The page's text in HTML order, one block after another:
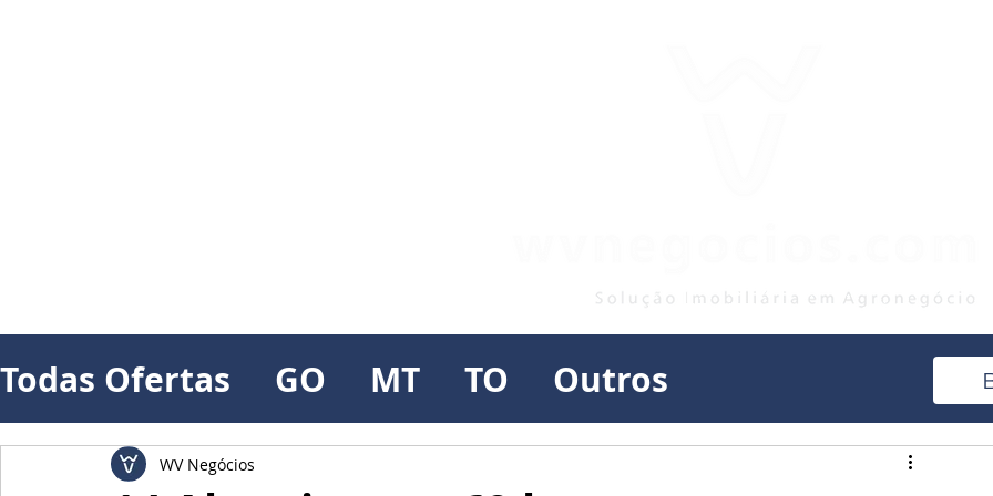
Todas Ofertas GO MT TO Outros
WV Negócios